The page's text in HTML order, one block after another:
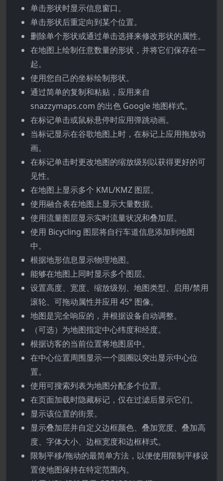
单击形状时显示信息窗口。
单击形状后重定向到某个位置。
删除单个形状或通过单击选择来修改形状的属性。
在地图上绘制任意数量的形状，并将它们保存在一
起。
使用您自己的坐标绘制形状。
通过简单的复制和粘贴，应用来自
snazzymaps.com 的出色 Google 地图样式。
在标记单击或鼠标悬停时应用弹跳动画。
当标记显示在谷歌地图上时，在标记上应用拖放动
画。
在标记单击时更改地图的缩放级别以获得更好的可
见性。
在地图上显示多个 KML/KMZ 图层。
使用融合表在地图上显示大量数据。
使用流量图层显示实时流量状况和叠加层。
使用 Bicycling 图层将自行车道信息添加到地图
中。
根据地形信息显示物理地图。
能够在地图上同时显示多个图层。
设置高度、宽度、缩放级别、地图类型、启用/禁用
滚轮、可拖动属性并应用 45° 图像。
地图是完全响应的，并根据设备自动调整。
（可选）为地图指定中心纬度和经度。
根据访客的当前位置将地图居中。
在中心位置周围显示一个圆圈以突出显示中心位
置。
使用可搜索列表为地图分配多个位置。
在页面加载时隐藏标记，仅在过滤后显示它们。
显示该位置的街景。
显示叠加层并自定义边框颜色、叠加宽度、叠加高
度、字体大小、边框宽度和边框样式。
限制平移/拖动的最简单方法，以便使用限制平移设
置使地图保持在特定范围内。